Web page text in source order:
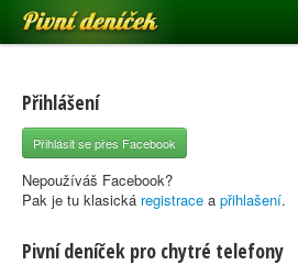
Pivní deníček
Pivní mapa
Pivní značky
Nápověda
Přihlášení
Přihlásit se přes Facebook
Nepoužíváš Facebook?
Pak je tu klasická registrace a přihlašení.
Pivní deníček pro chytré telefony